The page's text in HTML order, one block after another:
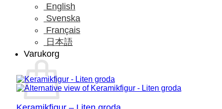
English
Svenska
Français
日本語
Varukorg